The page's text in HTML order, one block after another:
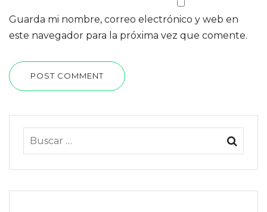
Guarda mi nombre, correo electrónico y web en
este navegador para la próxima vez que comente.
POST COMMENT